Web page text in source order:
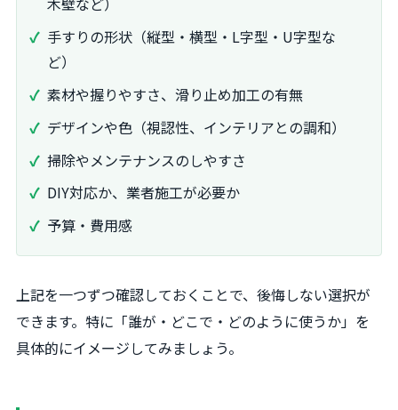
手すりの形状（縦型・横型・L字型・U字型な
ど）
素材や握りやすさ、滑り止め加工の有無
デザインや色（視認性、インテリアとの調和）
掃除やメンテナンスのしやすさ
DIY対応か、業者施工が必要か
予算・費用感
上記を一つずつ確認しておくことで、後悔しない選択が
できます。特に「誰が・どこで・どのように使うか」を
具体的にイメージしてみましょう。